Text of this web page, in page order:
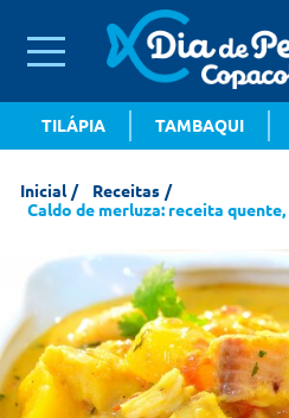
TILÁPIA TAMBAQUI
Inicial
Receitas
Caldo de merluza: receita